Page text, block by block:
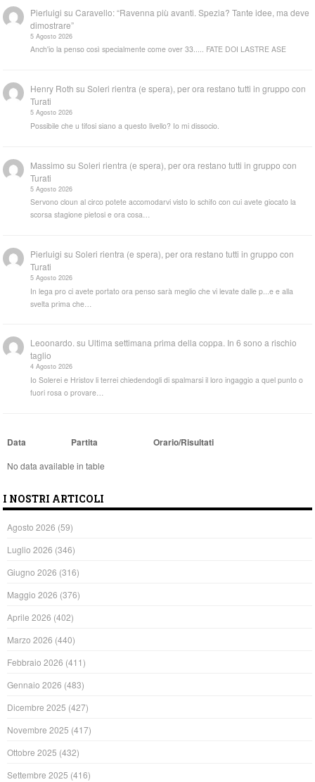
Pierluigi suCaravello: “Ravenna più avanti. Spezia? Tante idee, ma deve
dimostrare”
5 Agosto 2026
Anch'io la penso così specialmente come over 33..... FATE DOI LASTRE ASE
Henry Roth suSoleri rientra (e spera), per ora restano tutti in gruppo con
Turati
5 Agosto 2026
Possibile che u tifosi siano a questo livello? Io mi dissocio.
Massimo suSoleri rientra (e spera), per ora restano tutti in gruppo con
Turati
5 Agosto 2026
Servono cloun al circo potete accomodarvi visto lo schifo con cui avete giocato la
scorsa stagione pietosi e ora cosa…
Pierluigi suSoleri rientra (e spera), per ora restano tutti in gruppo con
Turati
5 Agosto 2026
In lega pro ci avete portato ora penso sarà meglio che vi levate dalle p...e e alla
svelta prima che…
Leoonardo.su Ultima settimana prima della coppa. In 6 sono a rischio
taglio
4 Agosto 2026
Io Solerei e Hristov li terrei chiedendogli di spalmarsi il loro ingaggio a quel punto o
fuori rosa o provare…
Data Partita Orario/Risultati
No data available in table
I NOSTRI ARTICOLI
Agosto 2026 (59)
Luglio 2026 (346)
Giugno 2026 (316)
Maggio 2026 (376)
Aprile 2026 (402)
Marzo 2026 (440)
Febbraio 2026 (411)
Gennaio 2026 (483)
Dicembre 2025 (427)
Novembre 2025 (417)
Ottobre 2025 (432)
Settembre 2025 (416)